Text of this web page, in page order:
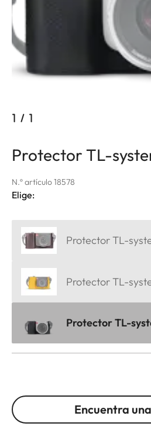
1 / 1
Protector TL-
N.º artículo 18578
Elige:
Protector TL-
Protector TL-
Protector TL-
Encuentra